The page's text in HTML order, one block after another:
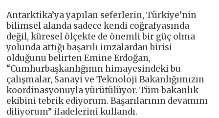
Antarktika’ya yapılan seferlerin, Türkiye’nin
bilimsel alanda sadece kendi coğrafyasında
değil, küresel ölçekte de önemli bir güç olma
yolunda attığı başarılı imzalardan birisi
olduğunu belirten Emine Erdoğan,
“Cumhurbaşkanlığının himayesindeki bu
çalışmalar, Sanayi ve Teknoloji Bakanlığımızın
koordinasyonuyla yürütülüyor. Tüm bakanlık
ekibini tebrik ediyorum. Başarılarının devamını
diliyorum” ifadelerini kullandı.